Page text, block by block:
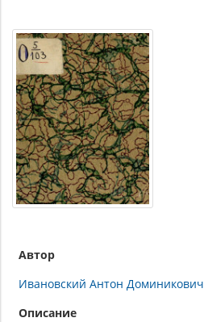
Автор
Ивановский Антон Доминикович
Описание